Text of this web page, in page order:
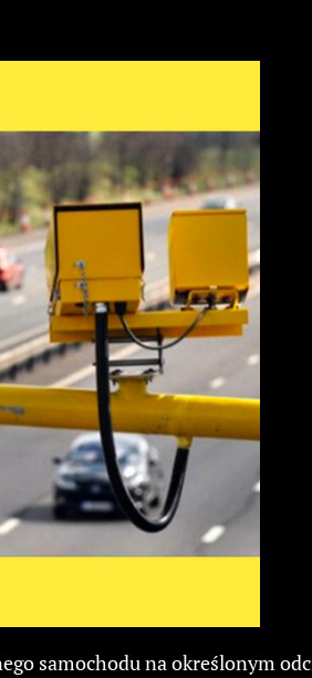
samochodu na określonym